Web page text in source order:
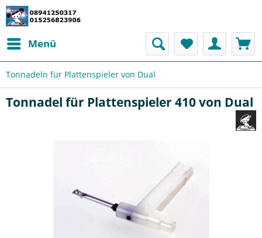
Menü
Tonnadeln für Plattenspieler von Dual
Tonnadel für Plattenspieler 410 von Dual